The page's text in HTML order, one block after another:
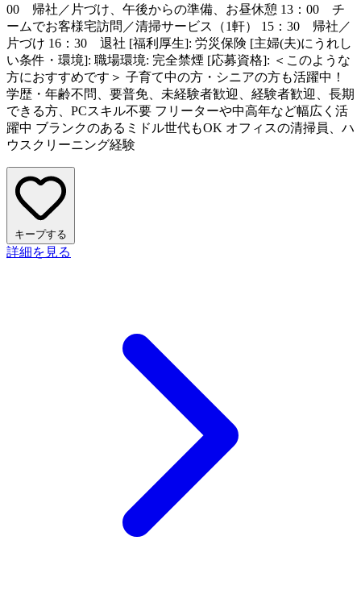
00 帰社／片づけ、午後からの準備、お昼休憩 13：00 チ
ームでお客様宅訪問／清掃サービス（1軒） 15：30 帰社／
片づけ 16：30 退社 [福利厚生]: 労災保険 [主婦(夫)にうれし
い条件・環境]: 職場環境: 完全禁煙 [応募資格]: ＜このような
方におすすめです＞ 子育て中の方・シニアの方も活躍中！
学歴・年齢不問、要普免、未経験者歓迎、経験者歓迎、長期
できる方、PCスキル不要 フリーターや中高年など幅広く活
躍中 ブランクのあるミドル世代もOK オフィスの清掃員、ハ
ウスクリーニング経験
キープする
詳細を見る